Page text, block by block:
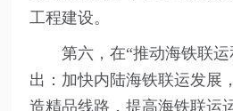
工程建设。
第六，在“推动海铁联运
出：加快内陆海铁联运发展
造精品线路，提高海铁联运